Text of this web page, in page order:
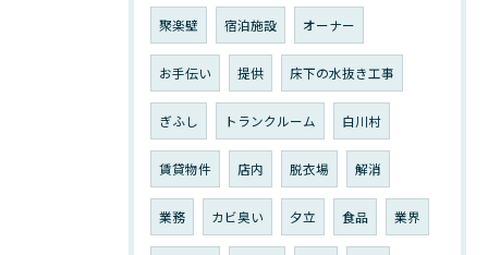
聚楽壁 宿泊施設 オーナー
お手伝い 提供 床下の水抜き工事
ぎふし トランクルーム 白川村
賃貸物件 店内 脱衣場 解消
業務 カビ臭い 夕立 食品 業界